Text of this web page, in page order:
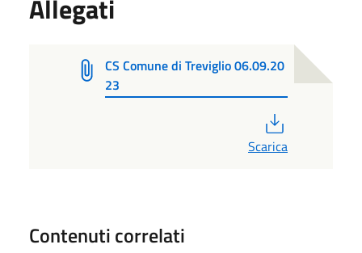
Allegati
CS Comune di Treviglio 06.09.20
23
Scarica
Contenuti correlati